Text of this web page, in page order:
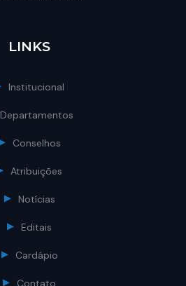
LINKS
Institucional
Departamentos
Conselhos
Atribuições
Notícias
Editais
Cardápio
Contato